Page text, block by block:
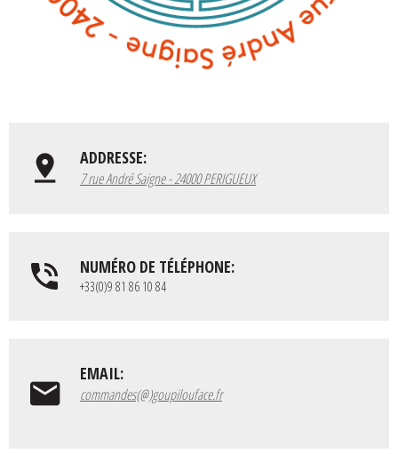
ADDRESSE:
7 rue André Saigne - 24000 PERIGUEUX
NUMÉRO DE TÉLÉPHONE:
+33(0)9 81 86 10 84
EMAIL:
commandes(@)goupilouface.fr